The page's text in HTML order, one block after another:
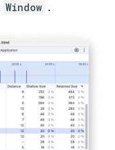
Window .